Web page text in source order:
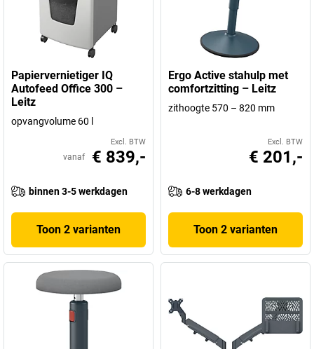
Papiervernietiger IQ
Autofeed Office 300 –
Leitz
opvangvolume 60 l
Excl. BTW
vanaf € 839,-
binnen 3-5 werkdagen
Toon 2 varianten
Ergo Active stahulp met
comfortzitting – Leitz
zithoogte 570 – 820 mm
Excl. BTW
€ 201,-
6-8 werkdagen
Toon 2 varianten